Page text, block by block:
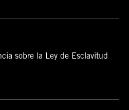
sobre la Ley de Esclavitud